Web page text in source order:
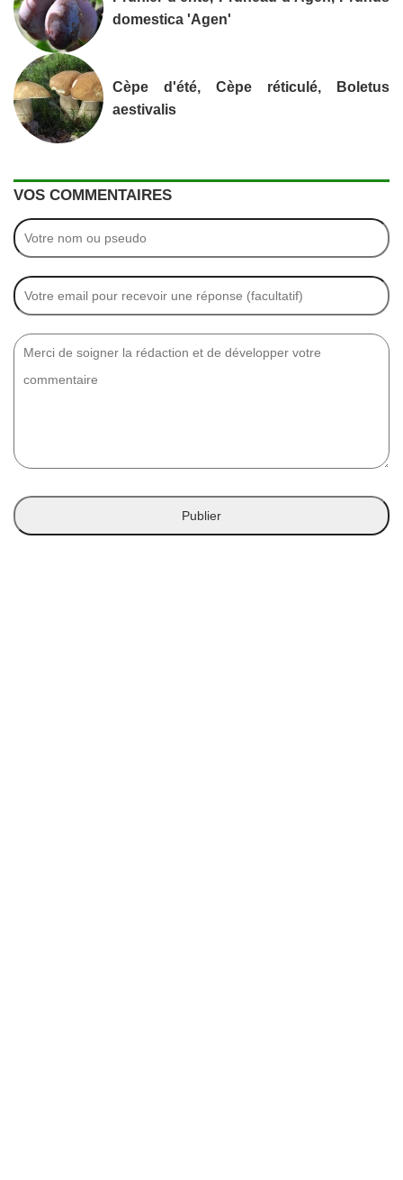
domestica 'Agen'
Cèpe d'été, Cèpe réticulé, Boletus
aestivalis
VOS COMMENTAIRES